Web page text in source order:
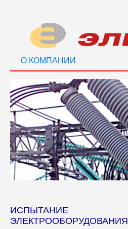
О КОМПАНИИ
ИСПЫТАНИЕ
ЭЛЕКТРООБОРУДОВАНИЯ